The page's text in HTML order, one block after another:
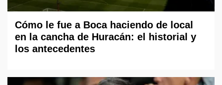
Cómo le fue a Boca haciendo de local
en la cancha de Huracán: el historial y
los antecedentes